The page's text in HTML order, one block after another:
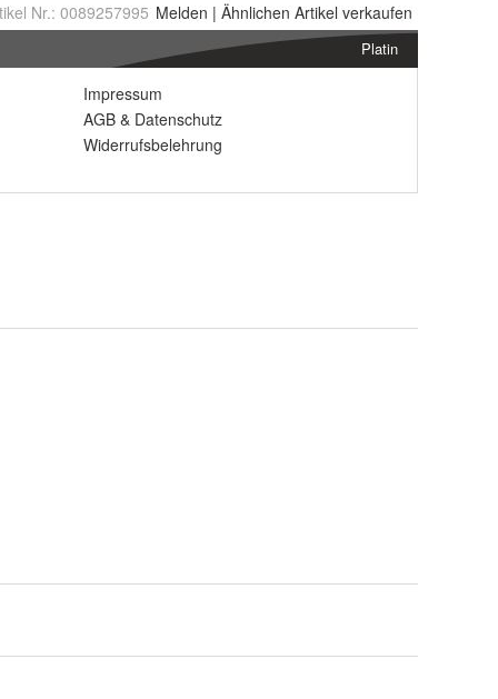
Nr.: 0089257995 Melden | Ähnlichen Artikel verkaufen
Platin
Impressum
AGB & Datenschutz
Widerrufsbelehrung